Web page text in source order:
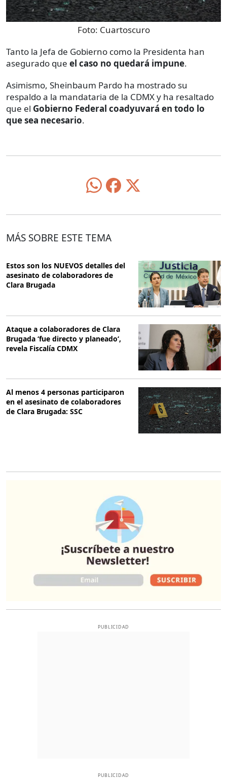
Foto: Cuartoscuro
Tanto la Jefa de Gobierno como la Presidenta han
asegurado que el caso no quedará impune.
Asimismo, Sheinbaum Pardo ha mostrado su
respaldo a la mandataria de la CDMX y ha resaltado
que el Gobierno Federal coadyuvará en todo lo
que sea necesario.
MÁS SOBRE ESTE TEMA
Estos son los NUEVOS detalles del
asesinato de colaboradores de
Clara Brugada
Ataque a colaboradores de Clara
Brugada ‘fue directo y planeado‘,
revela Fiscalía CDMX
Al menos 4 personas participaron
en el asesinato de colaboradores
de Clara Brugada: SSC
PUBLICIDAD
PUBLICIDAD